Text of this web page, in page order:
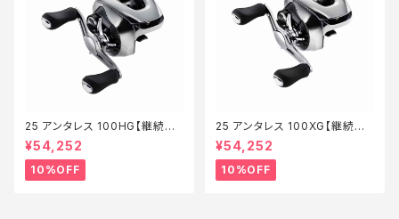
25 アンタレス 100HG【継続セ
ール_リール】【10】
¥54,252
10%OFF
25 アンタレス 100XG【継続セ
ール_リール】【10】
¥54,252
10%OFF